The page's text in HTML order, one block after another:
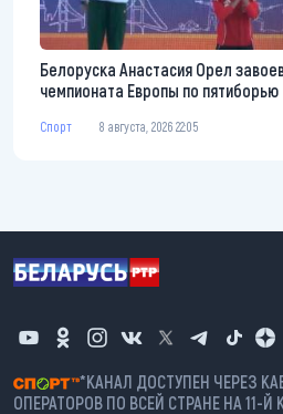
Белоруска Анастасия Орел
чемпионата Европы по пятиборью
Спорт 8 августа, 2026 22:05
*КАНАЛ ДОСТУПЕН ЧЕРЕЗ
ОПЕРАТОРОВ ПО ВСЕЙ СТРАНЕ НА 11-Й